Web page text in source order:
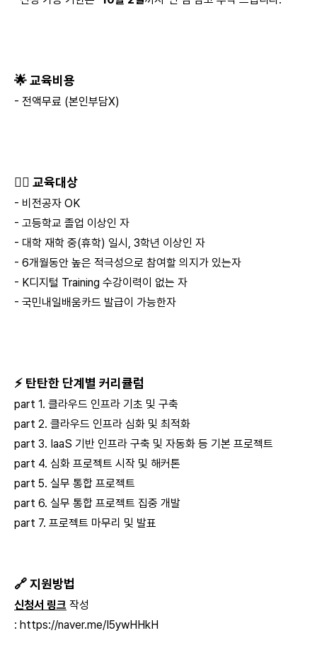
🌟 교육비용
- 전액무료 (본인부담X)
💁‍♂️ 교육대상
- 비전공자 OK
- 고등학교 졸업 이상인 자
- 대학 재학 중(휴학) 일시, 3학년 이상인 자
- 6개월동안 높은 적극성으로 참여할 의지가 있는자
- K디지털 Training 수강이력이 없는 자
- 국민내일배움카드 발급이 가능한자
⚡ 탄탄한 단계별 커리큘럼
part 1. 클라우드 인프라 기초 및 구축
part 2. 클라우드 인프라 심화 및 최적화
part 3. IaaS 기반 인프라 구축 및 자동화 등 기본 프로젝트
part 4. 심화 프로젝트 시작 및 해커톤
part 5. 실무 통합 프로젝트
part 6. 실무 통합 프로젝트 집중 개발
part 7. 프로젝트 마무리 및 발표
🔗 지원방법
신청서 링크 작성
: https://naver.me/I5ywHHkH